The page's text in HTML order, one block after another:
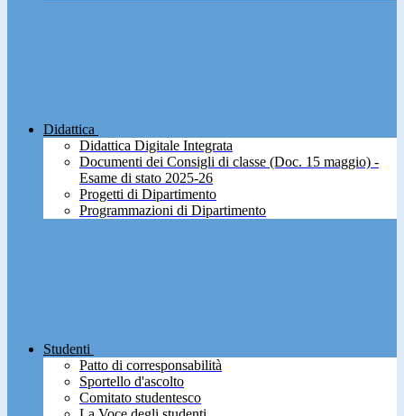
Didattica
Didattica Digitale Integrata
Documenti dei Consigli di classe (Doc. 15 maggio) -
Esame di stato 2025-26
Progetti di Dipartimento
Programmazioni di Dipartimento
Studenti
Patto di corresponsabilità
Sportello d'ascolto
Comitato studentesco